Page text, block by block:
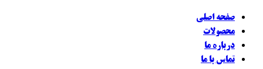
صفحه اصلی
محصولات
درباره ما
تماس با ما